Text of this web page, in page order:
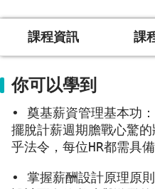
課程資訊 課
你可以學到
• 奠基薪資管理基本功：
擺脫計薪週期膽戰心驚
乎法令，每位HR都需具
• 掌握薪酬設計原理原則